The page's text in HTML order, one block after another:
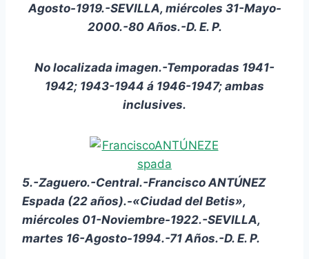
Agosto-1919.-SEVILLA, miércoles 31-Mayo-
2000.-80 Años.-D. E. P.
No localizada imagen.-Temporadas 1941-
1942; 1943-1944 á 1946-1947; ambas
inclusives.
5.-Zaguero.-Central.-Francisco ANTÚNEZ
Espada (22 años).-«Ciudad del Betis»,
miércoles 01-Noviembre-1922.-SEVILLA,
martes 16-Agosto-1994.-71 Años.-D. E. P.